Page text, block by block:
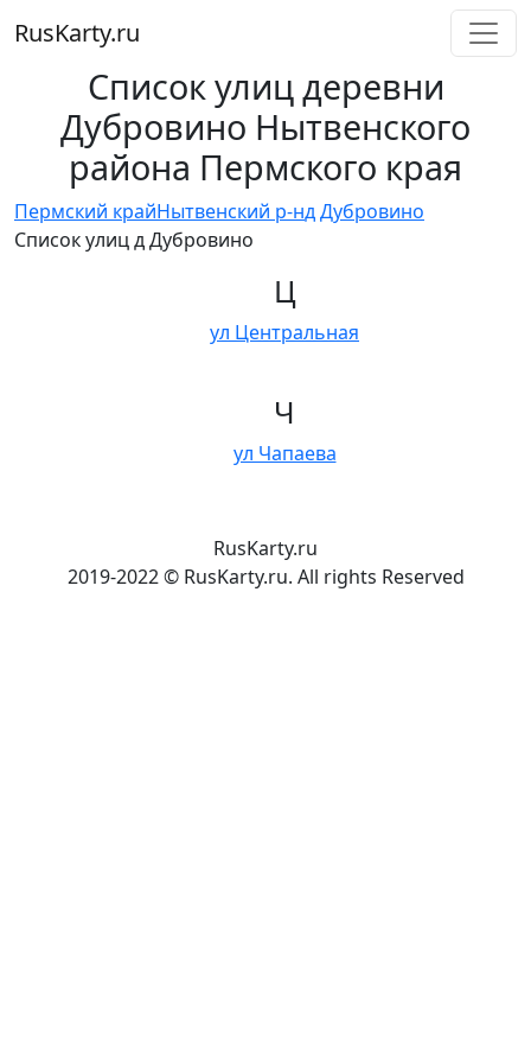
RusKarty.ru
Список улиц деревни
Дубровино Нытвенского
района Пермского края
Пермский крайНытвенский р-нд Дубровино
Список улиц д Дубровино
Ц
ул Центральная
Ч
ул Чапаева
RusKarty.ru
2019-2022 © RusKarty.ru. All rights Reserved